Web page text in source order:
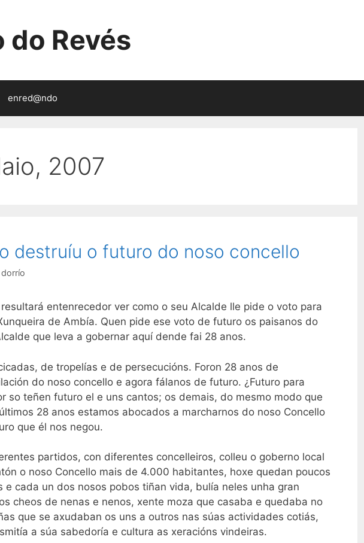
do Revés
enred@ndo
2007
destruíu o futuro do noso concello
entenrecedor ver como o seu Alcalde lle pide o voto para
de Ambía. Quen pide ese voto de futuro os paisanos do
que leva a gobernar aquí dende fai 28 anos.
de tropelías e de persecucións. Foron 28 anos de
do noso concello e agora fálanos de futuro. ¿Futuro para
so teñen futuro el e uns cantos; os demais, do mesmo modo que
28 anos estamos abocados a marcharnos do noso Concello
que él nos negou.
partidos, con diferentes concelleiros, colleu o goberno local
o noso Concello mais de 4.000 habitantes, hoxe quedan poucos
e cada un dos nosos pobos tiñan vida, bulía neles unha gran
cheos de nenas e nenos, xente moza que casaba e quedaba no
que se axudaban os uns a outros nas súas actividades cotiás,
a súa sabedoría e cultura as xeracións vindeiras.